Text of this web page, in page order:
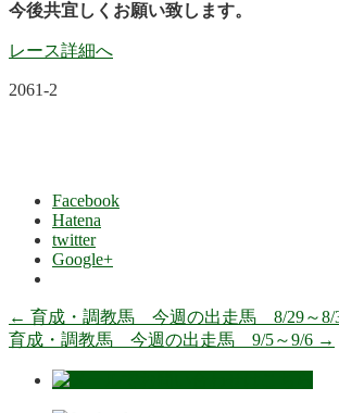
今後共宜しくお願い致します。
レース詳細へ
2061-2
Facebook
Hatena
twitter
Google+
← 育成・調教馬 今週の出走馬 8/29～8/
育成・調教馬 今週の出走馬 9/5～9/6 →